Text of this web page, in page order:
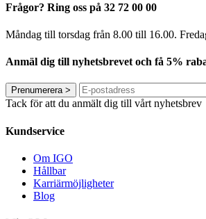
Frågor? Ring oss på 32 72 00 00
Måndag till torsdag från 8.00 till 16.00.
Anmäl dig till nyhetsbrevet och få 5%
Prenumerera>
Tack för att du anmält dig till vårt nyhetsbrev
Kundservice
Om IGO
Hållbar
Karriärmöjligheter
Blog